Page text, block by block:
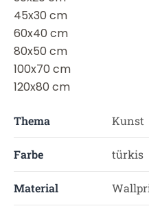
45x30 cm
60x40 cm
80x50 cm
100x70 cm
120x80 cm
Thema Kunst
Farbe türkis
Material